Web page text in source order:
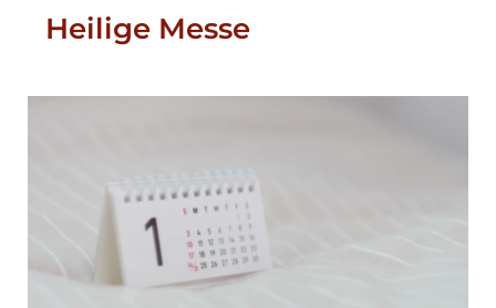
Heilige Messe